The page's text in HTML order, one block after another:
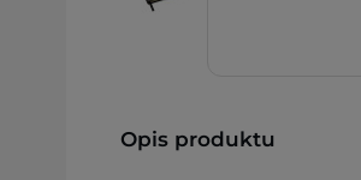
Opis produktu